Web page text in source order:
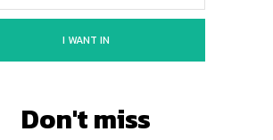
I WANT IN
Don't miss